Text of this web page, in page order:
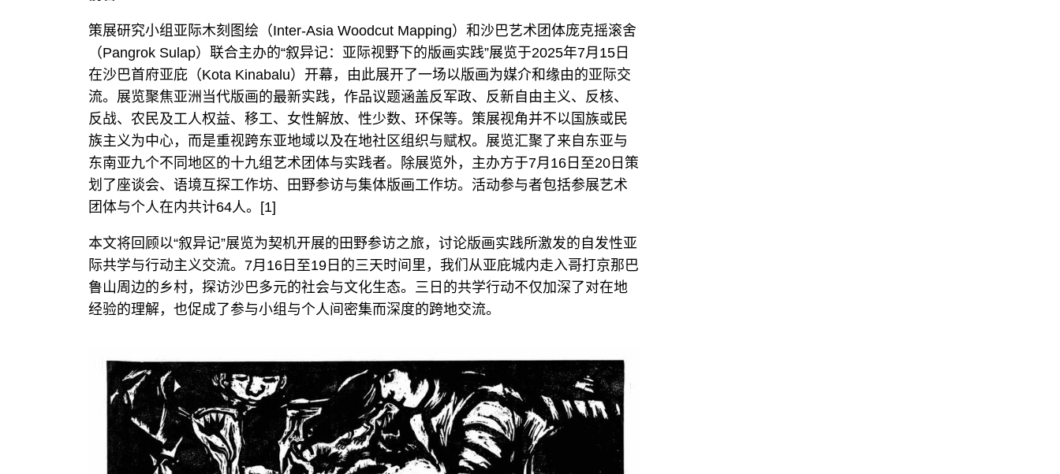
策展研究小组亚际木刻图绘（Inter-Asia Woodcut Mapping）和沙巴艺术团体庞克摇滚舍
（Pangrok Sulap）联合主办的“叙异记：亚际视野下的版画实践”展览于2025年7月15日
在沙巴首府亚庇（Kota Kinabalu）开幕，由此展开了一场以版画为媒介和缘由的亚际交
流。展览聚焦亚洲当代版画的最新实践，作品议题涵盖反军政、反新自由主义、反核、
反战、农民及工人权益、移工、女性解放、性少数、环保等。策展视角并不以国族或民
族主义为中心，而是重视跨东亚地域以及在地社区组织与赋权。展览汇聚了来自东亚与
东南亚九个不同地区的十九组艺术团体与实践者。除展览外，主办方于7月16日至20日策
划了座谈会、语境互探工作坊、田野参访与集体版画工作坊。活动参与者包括参展艺术
团体与个人在内共计64人。[1]
本文将回顾以“叙异记”展览为契机开展的田野参访之旅，讨论版画实践所激发的自发性亚
际共学与行动主义交流。7月16日至19日的三天时间里，我们从亚庇城内走入哥打京那巴
鲁山周边的乡村，探访沙巴多元的社会与文化生态。三日的共学行动不仅加深了对在地
经验的理解，也促成了参与小组与个人间密集而深度的跨地交流。